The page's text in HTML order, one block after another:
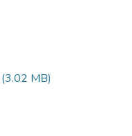
(3.02 MB)